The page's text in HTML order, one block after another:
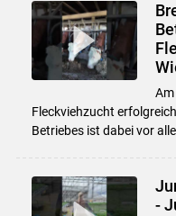
Fleckviehzucht
Betriebes ist dabei vor
-